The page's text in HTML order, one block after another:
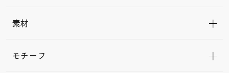
素材
モチーフ